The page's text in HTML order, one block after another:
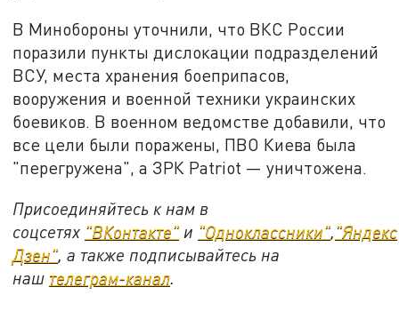
В Минобороны уточнили, что ВКС России
поразили пункты дислокации подразделений
ВСУ, места хранения боеприпасов,
вооружения и военной техники украинских
боевиков. В военном ведомстве добавили, что
все цели были поражены, ПВО Киева была
"перегружена", а ЗРК Patriot — уничтожена.
Присоединяйтесь к нам в
соцсетях "ВКонтакте" и "Одноклассники", "Яндекс
Дзен", а также подписывайтесь на
наш телеграм-канал.